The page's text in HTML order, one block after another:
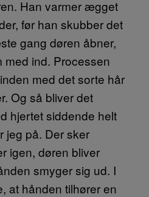
Han varmer ægget
før han skubber det
gang døren åbner,
ind. Processen
med det sorte hår
Og så bliver det
hjertet siddende helt
jeg på. Der sker
igen, døren bliver
smyger sig ud. I
at hånden tilhører en